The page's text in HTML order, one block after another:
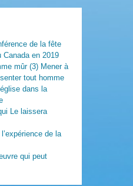
de la fête
Canada en 2019
mûr (3) Mener à
tout homme
dans la
Le laissera
de la
qui peut